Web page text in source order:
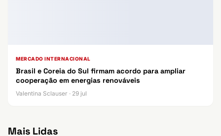
MERCADO INTERNACIONAL
Brasil e Coreia do Sul firmam acordo para ampliar
cooperação em energias renováveis
Valentina Sclauser · 29 jul
Mais Lidas